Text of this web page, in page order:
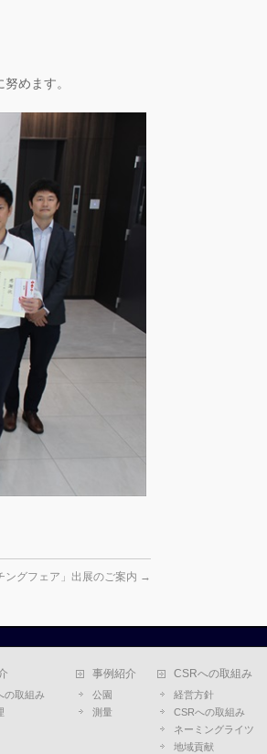
めます。
ングフェア」出展のご案内 →
の取組み
事例紹介
公園
測量
CSRへの取組み
経営方針
CSRへの取組み
ネーミングライツ
地域貢献